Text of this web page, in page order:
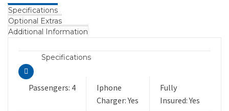
Specifications
Optional Extras
Additional Information
Specifications
Passengers: 4
Iphone
Charger: Yes
Fully
Insured: Yes